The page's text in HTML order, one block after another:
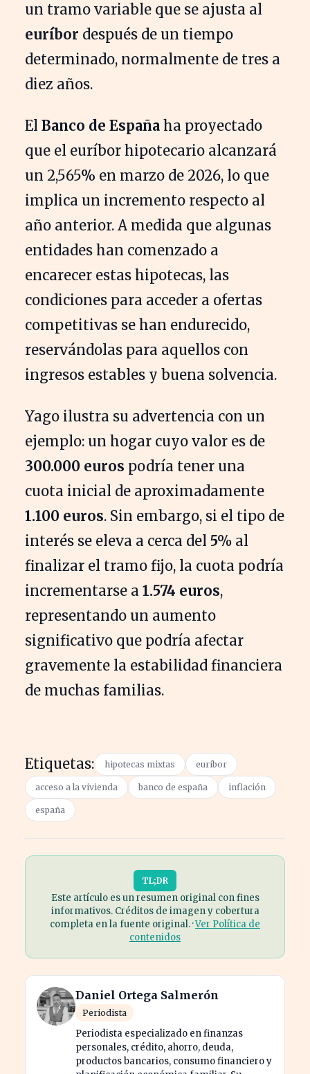
un tramo variable que se ajusta al
euríbor después de un tiempo
determinado, normalmente de tres a
diez años.
El Banco de España ha proyectado
que el euríbor hipotecario alcanzará
un 2,565% en marzo de 2026, lo que
implica un incremento respecto al
año anterior. A medida que algunas
entidades han comenzado a
encarecer estas hipotecas, las
condiciones para acceder a ofertas
competitivas se han endurecido,
reservándolas para aquellos con
ingresos estables y buena solvencia.
Yago ilustra su advertencia con un
ejemplo: un hogar cuyo valor es de
300.000 euros podría tener una
cuota inicial de aproximadamente
1.100 euros. Sin embargo, si el tipo de
interés se eleva a cerca del 5% al
finalizar el tramo fijo, la cuota podría
incrementarse a 1.574 euros,
representando un aumento
significativo que podría afectar
gravemente la estabilidad financiera
de muchas familias.
Etiquetas: hipotecas mixtas euríbor
acceso a la vivienda banco de españa inflación
españa
TL;DR
Este artículo es un resumen original con fines
informativos. Créditos de imagen y cobertura
completa en la fuente original. ·Ver Política de
contenidos
Daniel Ortega Salmerón
Periodista
Periodista especializado en finanzas
personales, crédito, ahorro, deuda,
productos bancarios, consumo financiero y